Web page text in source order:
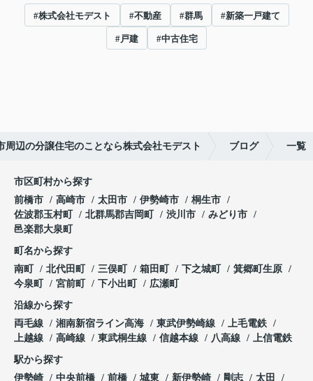
#株式会社モデスト #不動産 #群馬 #新築一戸建て
#戸建 #中古住宅
周辺の分譲住宅のことなら株式会社モデスト ブログ 一覧
市区町村から探す
前橋市
高崎市 太田市 伊勢崎市
桐生市
佐波郡玉村町
北群馬郡吉岡町 渋川市
みどり市
邑楽郡大泉町
町名から探す
南町
北代田町 三俣町 箱田町 下之城町
箕郷町生原
今泉町
宮前町 下小出町 広瀬町
沿線から探す
両毛線
湘南新宿ライン高海 東武伊勢崎線
上毛電鉄
上越線
高崎線 東武桐生線 信越本線 八高線 上信電鉄
駅から探す
伊勢崎
中央前橋 前橋 城東 新伊勢崎 剛志
太田